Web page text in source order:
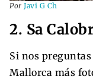
Por Javi G Ch
2. Sa
Si nos
Mallorca más